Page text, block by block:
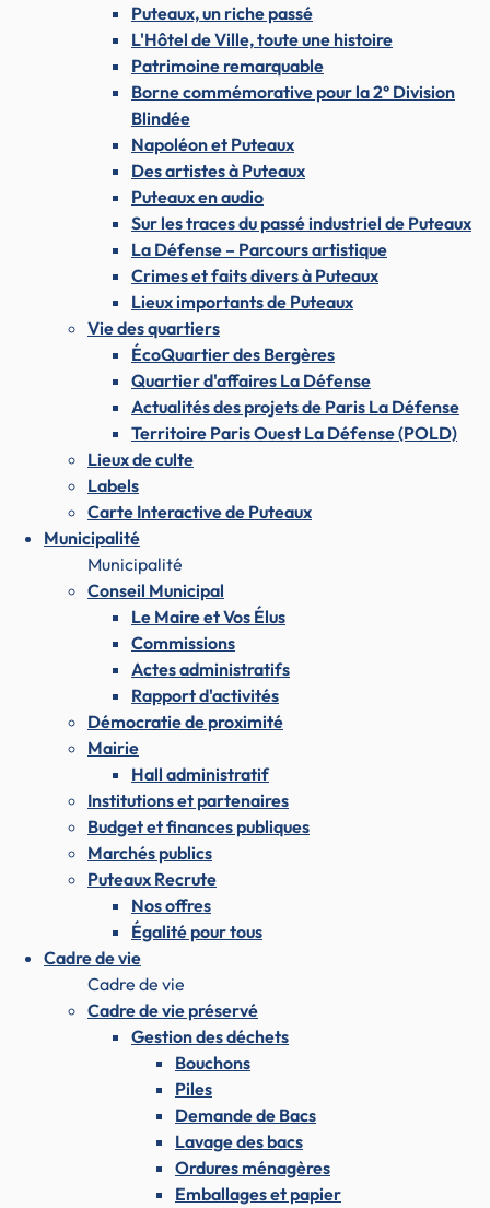
Puteaux, un riche passé
L'Hôtel de Ville, toute une histoire
Patrimoine remarquable
Borne commémorative pour la 2° Division
Blindée
Napoléon et Puteaux
Des artistes à Puteaux
Puteaux en audio
Sur les traces du passé industriel de Puteaux
La Défense – Parcours artistique
Crimes et faits divers à Puteaux
Lieux importants de Puteaux
Vie des quartiers
ÉcoQuartier des Bergères
Quartier d'affaires La Défense
Actualités des projets de Paris La Défense
Territoire Paris Ouest La Défense (POLD)
Lieux de culte
Labels
Carte Interactive de Puteaux
Municipalité
Municipalité
Conseil Municipal
Le Maire et Vos Élus
Commissions
Actes administratifs
Rapport d'activités
Démocratie de proximité
Mairie
Hall administratif
Institutions et partenaires
Budget et finances publiques
Marchés publics
Puteaux Recrute
Nos offres
Égalité pour tous
Cadre de vie
Cadre de vie
Cadre de vie préservé
Gestion des déchets
Bouchons
Piles
Demande de Bacs
Lavage des bacs
Ordures ménagères
Emballages et papier